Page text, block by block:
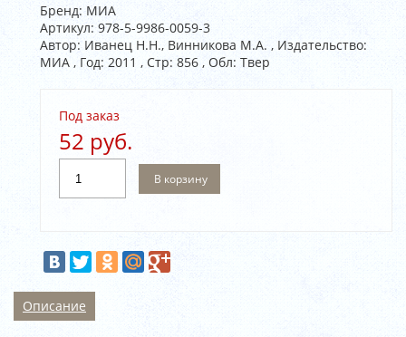
Бренд: МИА
Артикул: 978-5-9986-0059-3
Автор: Иванец Н.Н., Винникова М.А. , Издательство:
МИА , Год: 2011 , Стр: 856 , Обл: Твер
Под заказ
52 руб.
В корзину
Описание